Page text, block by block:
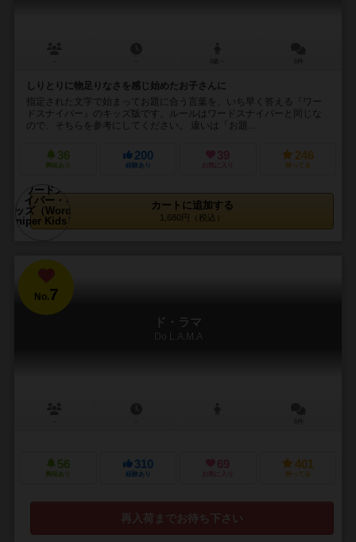
しりとりに物足りなさを感じ始めたお子さんに
指定された文字で始まってお題に合う言葉を、いち早く答える『ワー
ドスナイパー』のキッズ版です。ルールはワードスナイパーと同じな
ので、そちらを参考にしてください。 違いは「お題...
36
興味あり
200
経験あり
39
お気に入り
246
持ってる
カートに追加する
1,680円（税込）
No.7
ド・ラマ
Do L.A.M.A
56
興味あり
310
経験あり
69
お気に入り
401
持ってる
再入荷までお待ち下さい